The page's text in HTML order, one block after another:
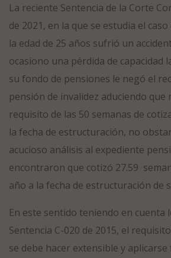
La reciente Sentencia de la Corte
de 2021, en la que se estudia el
la edad de 25 años sufrió un
ocasiono una pérdida de capacidad
su fondo de pensiones le negó el
pensión de invalidez aduciendo que
requisito de las 50 semanas de
la fecha de estructuración, no
acucioso análisis al expediente
encontraron que cotizó 27.59
año a la fecha de estructuración de
En este sentido teniendo en cuenta
Sentencia C-020 de 2015, el
se debe hacer extensible y